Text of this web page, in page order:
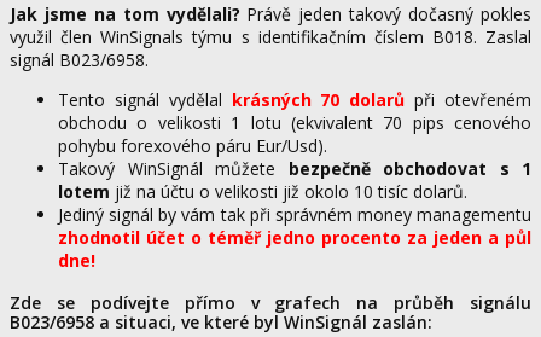
Jak jsme na tom vydělali? Právě jeden takový dočasný pokles
využil člen WinSignals týmu s identifikačním číslem B018. Zaslal
signál B023/6958.
Tento signál vydělal krásných 70 dolarů při otevřeném
obchodu o velikosti 1 lotu (ekvivalent 70 pips cenového
pohybu forexového páru Eur/Usd).
Takový WinSignál můžete bezpečně obchodovat s 1
lotem již na účtu o velikosti již okolo 10 tisíc dolarů.
Jediný signál by vám tak při správném money managementu
zhodnotil účet o téměř jedno procento za jeden a půl
dne!
Zde se podívejte přímo v grafech na průběh signálu
B023/6958 a situaci, ve které byl WinSignál zaslán: